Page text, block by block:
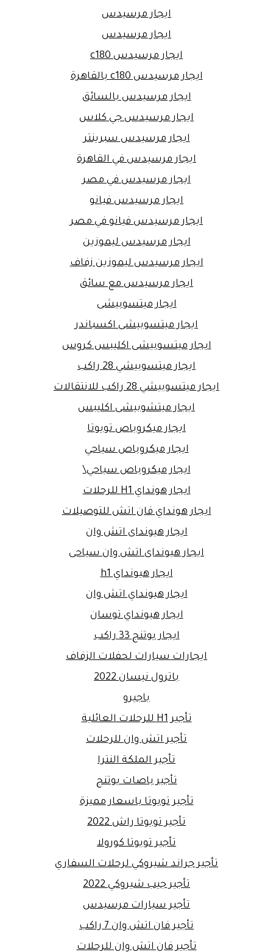
ايجار مرسيدس
ايجار مرسيدس
ايجار مرسيدس c180
ايجار مرسيدس c180 بالقاهرة
ايجار مرسيدس بالسائق
ايجار مرسيدس جي كلاس
ايجار مرسيدس سبرينتر
ايجار مرسيدس في القاهرة
ايجار مرسيدس في مصر
ايجار مرسيدس فيانو
ايجار مرسيدس فيانو في مصر
ايجار مرسيدس ليموزين
ايجار مرسيدس ليموزين زفاف
ايجار مرسيدس مع سائق
ايجار ميتسوبيشى
ايجار ميتسوبيشى اكسباندر
ايجار ميتسوبيشى اكليبس كروس
ايجار ميتسوبيشي 28 راكب
ايجار ميتسوبيشي 28 راكب للانتقالات
ايجار ميتشوبيشى اكليبس
ايجار ميكروباص تويوتا
ايجار ميكروباص سياحي
ايجار ميكروباص سياحي\
ايجار هونداي H1 للرحلات
ايجار هونداي فان اتش للتوصيلات
ايجار هيونداى اتش وان
ايجار هيونداى اتش وان سياحى
ايجار هيونداي h1
ايجار هيونداي اتش وان
ايجار هيونداي توسان
ايجار يوتنج 33 راكب
ايجارات سيارات لحفلات الزفاف
باترول نيسان 2022
باجيرو
تأجير H1 للرحلات العائلية
تأجير اتش وان للرحلات
تأجير الملكة النترا
تأجير باصات يوتنج
تأجير تويوتا باسعار مميزة
تأجير تويوتا راش 2022
تأجير تويوتا كورولا
تأجير جراند شيروكي لرحلات السفاري
تأجير جيب شيروكي 2022
تأجير سيارات مرسيدس
تأجير فان اتش وان 7 راكب
تأجير فان اتش وان للرحلات